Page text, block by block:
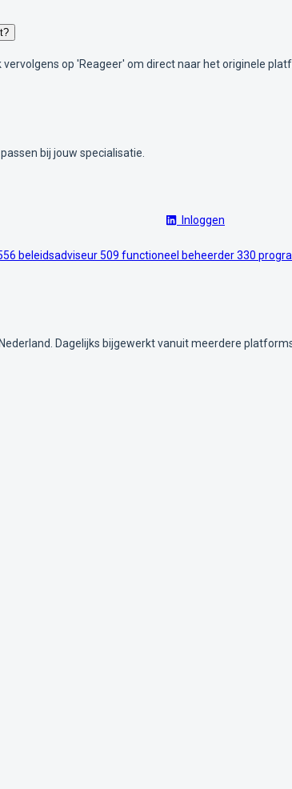
vervolgens op 'Reageer' om direct naar het originele
bij jouw specialisatie.
Inloggen
beleidsadviseur509 functioneel beheerder330
Dagelijks bijgewerkt vanuit meerdere